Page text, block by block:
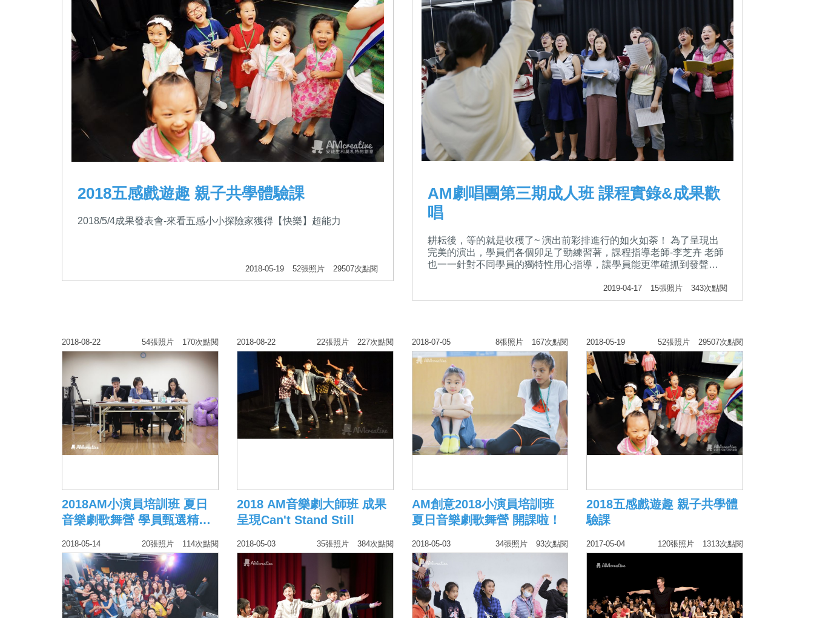
2018五感戲遊趣 親子共學體驗課
2018/5/4成果發表會-來看五感小小探險家獲得【快樂】超能力
2018-05-19 52張照片 29507次點閱
AM劇唱團第三期成人班 課程實錄&成果歡
唱
耕耘後，等的就是收穫了~ 演出前彩排進行的如火如荼！ 為了呈現出
完美的演出，學員們各個卯足了勁練習著，課程指導老師-李芝卉 老師
也一一針對不同學員的獨特性用心指導，讓學員能更準確抓到發聲技
2019-04-17 15張照片 343次點閱
2018-08-22 54張照片 170次點閱
2018AM小演員培訓班 夏日
音樂劇歌舞營 學員甄選精彩
2018-08-22 22張照片 227次點閱
2018 AM音樂劇大師班 成果
呈現Can't Stand Still
2018-07-05 8張照片 167次點閱
AM創意2018小演員培訓班
夏日音樂劇歌舞營 開課啦！
2018-05-19 52張照片 29507次點閱
2018五感戲遊趣 親子共學體
驗課
2018-05-14 20張照片 114次點閱 2018-05-03 35張照片 384次點閱 2018-05-03 34張照片 93次點閱 2017-05-04 120張照片 1313次點閱